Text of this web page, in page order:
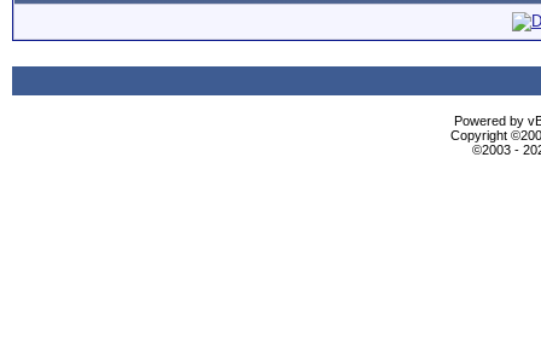
Powered by
Copyright
©2003 -